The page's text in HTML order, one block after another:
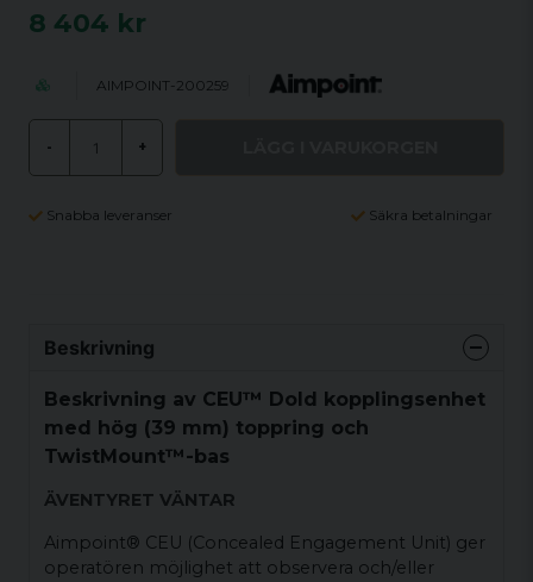
8 404 kr
AIMPOINT-200259
- +
Snabba leveranser Säkra betalningar
Beskrivning
Beskrivning av CEU™ Dold kopplingsenhet
med hög (39 mm) toppring och
TwistMount™-bas
ÄVENTYRET VÄNTAR
Aimpoint® CEU (Concealed Engagement Unit) ger
operatören möjlighet att observera och/eller